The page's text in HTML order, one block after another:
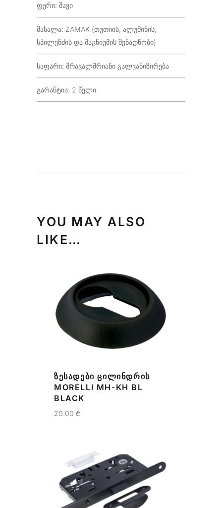
ფერი: შავი
მასალა: ZAMAK (თუთიის, ალუმინის,
სპილენძის და მაგნიუმის შენადნობი)
საფარი: მრავალშრიანი გალვანიზირება
გარანტია: 2 წელი
YOU MAY ALSO
LIKE…
ᲖᲔᲡᲐᲓᲔᲑᲘ ᲪᲘᲚᲘᲜᲓᲠᲘᲡ
MORELLI MH-KH BL
BLACK
20.00 ₾